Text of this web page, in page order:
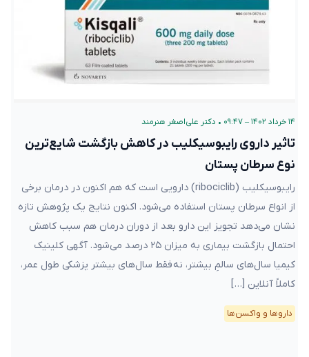
۱۴ خرداد ۱۴۰۲ – ۰۹:۴۷ • دکتر علی‌اصغر هنرمند
تاثیر داروی رایبوسیکلیب در کاهش بازگشت شایع‌ترین
نوع سرطان پستان
رایبوسیکلیب (ribociclib) دارویی است که هم اکنون در درمان برخی
از انواع سرطان پستان استفاده می‌شود. اکنون نتایج یک پژوهش تازه
نشان می‌دهد تجویز این دارو بعد از دوران درمان هم سبب کاهش
احتمال بازگشت بیماری به میزان ۲۵ درصد می‌شود. آگهی کلینیک
کیمیا سال‌های سالمِ بیشتر، نه فقط سال‌های بیشتر پزشکی طول عمر،
کاملاً آنلاین […]
دارو‌ها و واکسن‌ها